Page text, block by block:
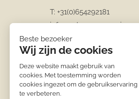
T:+31(0)654292181
info@calamora-moraira.eu